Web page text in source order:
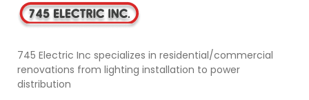
745 Electric Inc specializes in residential/commercial
renovations from lighting installation to power
distribution